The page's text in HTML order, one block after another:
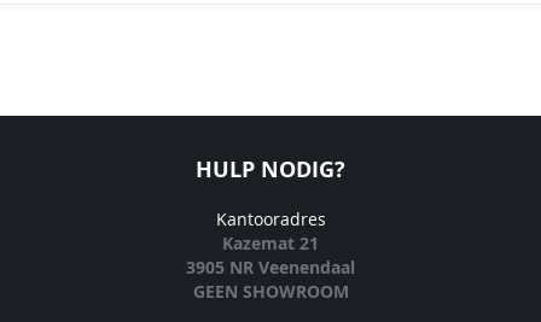
HULP NODIG?
Kantooradres
Kazemat 21
3905 NR Veenendaal
GEEN SHOWROOM